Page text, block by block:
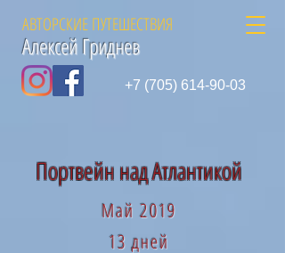
АВТОРСКИЕ ПУТЕШЕСТВИЯ
Алексей Гриднев
+7 (705) 614-90-03
Портвейн над Атлантикой
Май 2019
13 дней